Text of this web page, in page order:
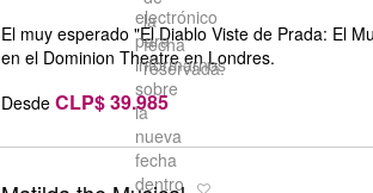
la
fecha
reservada.
electrónico
para
informarnos
sobre
la
nueva
fecha
dentro
El muy esperado "El Diablo Viste de Prada: El
en el Dominion Theatre en Londres.
Desde CLP$ 39.985